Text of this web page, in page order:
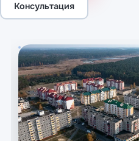
Консультация